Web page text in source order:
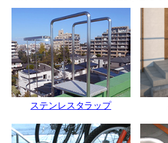
ステンレスタラップ